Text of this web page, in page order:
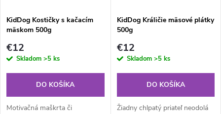
v
KidDog Kostičky s kačacím
mäskom 500g
€12
Skladom >5 ks
DO KOŠÍKA
Motivačná maškrta či
KidDog Králičie mäsové plátky
500g
€12
Skladom >5 ks
DO KOŠÍKA
Žiadny chlpatý priateľ neodolá